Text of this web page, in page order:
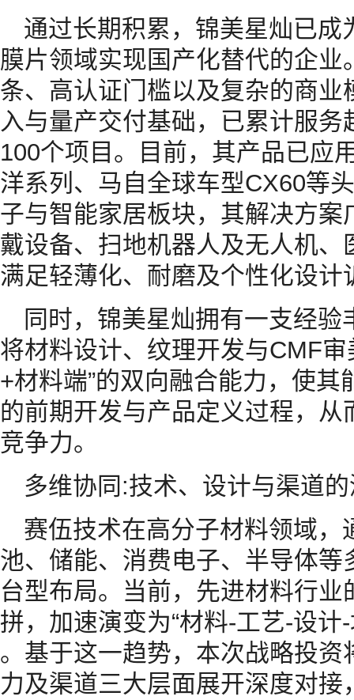
通过长期积累，锦美星灿已
膜片领域实现国产化替代的企
条、高认证门槛以及复杂的商
入与量产交付基础，已累计服
100个项目。目前，其产品已应
洋系列、马自全球车型CX60等
子与智能家居板块，其解决方
戴设备、扫地机器人及无人机
满足轻薄化、耐磨及个性化设计
同时，锦美星灿拥有一支经
将材料设计、纹理开发与CMF
+材料端”的双向融合能力，使
的前期开发与产品定义过程，
竞争力。
多维协同:技术、设计与渠道
赛伍技术在高分子材料领域
池、储能、消费电子、半导体
台型布局。当前，先进材料行
拼，加速演变为“材料-工艺-设计
。基于这一趋势，本次战略投
力及渠道三大层面展开深度对